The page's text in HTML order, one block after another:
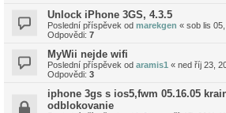
Unlock iPhone 3GS, 4.3.5
Poslední příspěvek od marekgen « sob lis
Odpovědi: 7
MyWii nejde wifi
Poslední příspěvek od aramis1 « ned říj 23,
Odpovědi: 3
iphone 3gs s ios5,fwm 05.16.05
odblokovanie